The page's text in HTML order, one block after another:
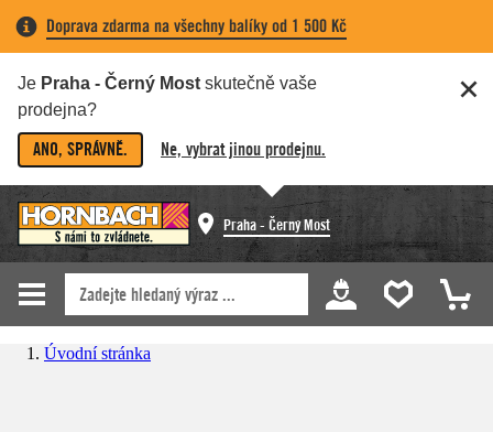
Doprava zdarma na všechny balíky od 1 500 Kč
Je Praha - Černý Most skutečně vaše
prodejna?
ANO, SPRÁVNĚ. Ne, vybrat jinou prodejnu.
Praha - Černý Most
Úvodní stránka